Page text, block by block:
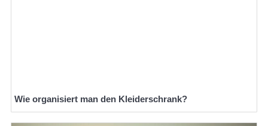
Wie organisiert man den Kleiderschrank?